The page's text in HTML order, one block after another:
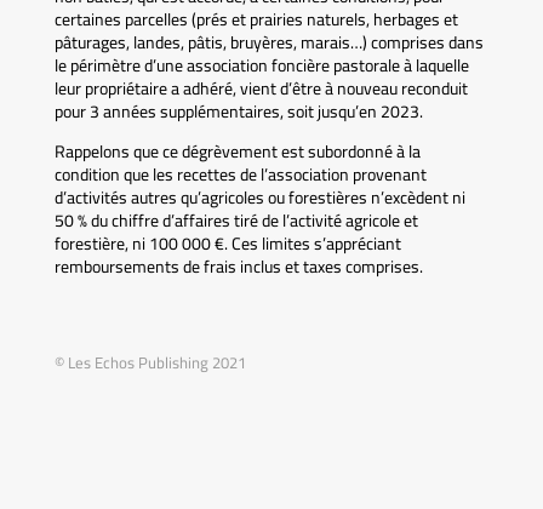
certaines parcelles (prés et prairies naturels, herbages et
pâturages, landes, pâtis, bruyères, marais…) comprises dans
le périmètre d’une association foncière pastorale à laquelle
leur propriétaire a adhéré, vient d’être à nouveau reconduit
pour 3 années supplémentaires, soit jusqu’en 2023.
Rappelons que ce dégrèvement est subordonné à la
condition que les recettes de l’association provenant
d’activités autres qu’agricoles ou forestières n’excèdent ni
50 % du chiffre d’affaires tiré de l’activité agricole et
forestière, ni 100 000 €. Ces limites s’appréciant
remboursements de frais inclus et taxes comprises.
© Les Echos Publishing 2021